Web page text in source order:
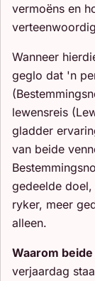
vermoëns en
Wanneer
geglo dat 'n
lewensreis
gladder
van beide
gedeelde
ryker, meer
alleen.
Waarom
verjaardag